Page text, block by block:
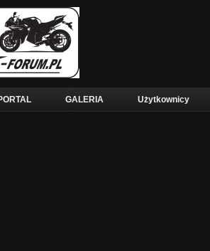
GALERIA Użytkownicy